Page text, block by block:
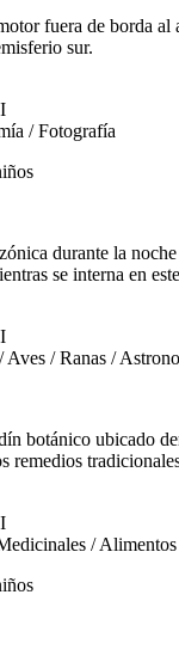
fuera de borda
sur.
I
/ Fotografía
durante la
se interna en
I
Aves / Ranas /
botánico ubicado
remedios
I
/